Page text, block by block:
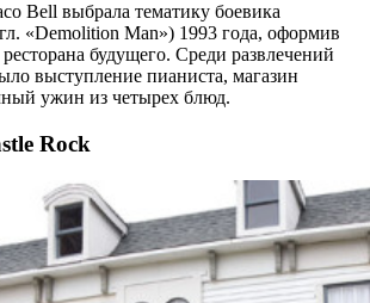
Bell выбрала тематику боевика
«Demolition Man») 1993 года, оформив
будущего. Среди развлечений
выступление пианиста, магазин
ужин из четырех блюд.
Rock